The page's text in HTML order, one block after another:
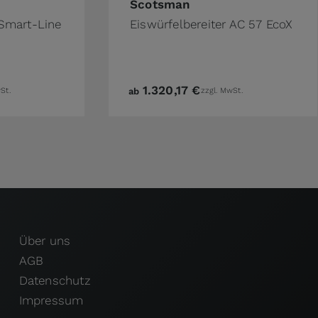
Line
Scotsman
Eiswürfelbereiter AC 57 EcoX
ab 1.320,17 €zzgl. MwSt.
Über uns
AGB
Datenschutz
Impressum